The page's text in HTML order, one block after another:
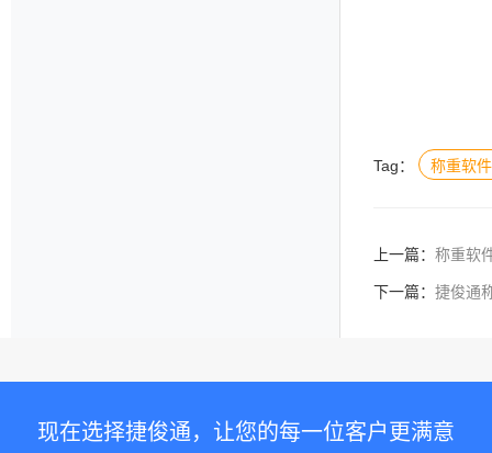
Tag： 称重软
上一篇： 称重软
下一篇： 捷俊通
现在选择捷俊通，让您的每一位客户更满意